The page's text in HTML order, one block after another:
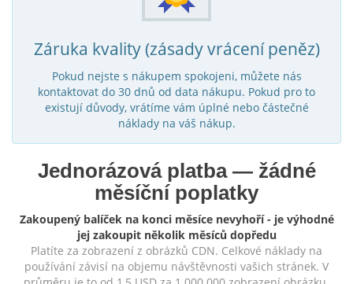
Záruka kvality (zásady vrácení peněz)
Pokud nejste s nákupem spokojeni, můžete nás
kontaktovat do 30 dnů od data nákupu. Pokud pro to
existují důvody, vrátíme vám úplné nebo částečné
náklady na váš nákup.
Jednorázová platba — žádné
měsíční poplatky
Zakoupený balíček na konci měsíce nevyhoří - je výhodné
jej zakoupit několik měsíců dopředu
Platíte za zobrazení z obrázků CDN. Celkové náklady na
používání závisí na objemu návštěvnosti vašich stránek. V